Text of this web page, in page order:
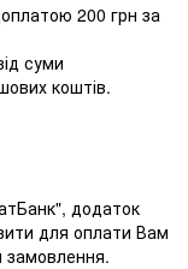
200 грн за
суми
коштів.
додаток
для оплати Вам
замовлення.